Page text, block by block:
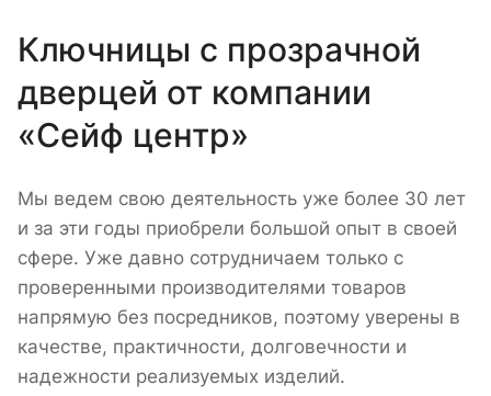
Ключницы с прозрачной
дверцей от компании
«Сейф центр»
Мы ведем свою деятельность уже более 30 лет
и за эти годы приобрели большой опыт в своей
сфере. Уже давно сотрудничаем только с
проверенными производителями товаров
напрямую без посредников, поэтому уверены в
качестве, практичности, долговечности и
надежности реализуемых изделий.